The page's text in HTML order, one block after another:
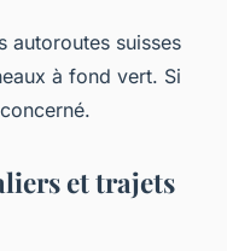
autoroutes suisses
à fond vert. Si
et trajets